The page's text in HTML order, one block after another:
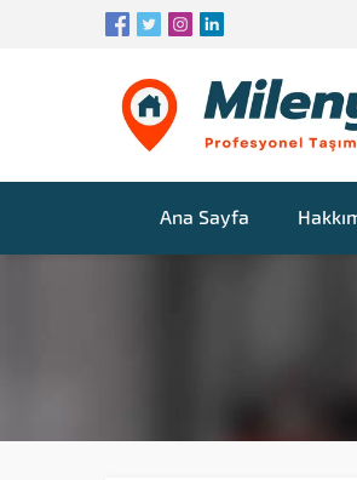
Ana Sayfa